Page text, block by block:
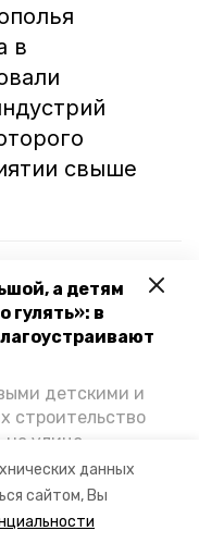
данных
сайтом, Вы
а детям
гулять»: в
детскими и
строительство
на улице
спортплощадки.
— в
в
свыше
Первый
открытие новой